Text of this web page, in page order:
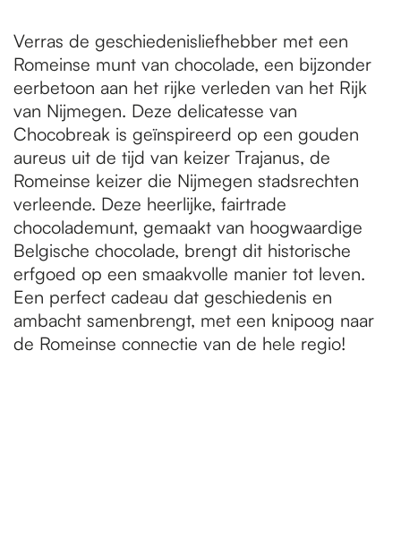
Verras de geschiedenisliefhebber met een
Romeinse munt van chocolade, een bijzonder
eerbetoon aan het rijke verleden van het Rijk
van Nijmegen. Deze delicatesse van
Chocobreak is geïnspireerd op een gouden
aureus uit de tijd van keizer Trajanus, de
Romeinse keizer die Nijmegen stadsrechten
verleende. Deze heerlijke, fairtrade
chocolademunt, gemaakt van hoogwaardige
Belgische chocolade, brengt dit historische
erfgoed op een smaakvolle manier tot leven.
Een perfect cadeau dat geschiedenis en
ambacht samenbrengt, met een knipoog naar
de Romeinse connectie van de hele regio!